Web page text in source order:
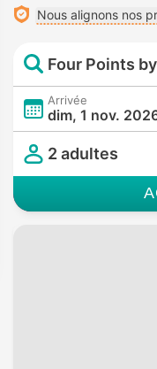
Nous alignons nos
Four Points
Arrivée
dim, 1 nov.
2 adultes